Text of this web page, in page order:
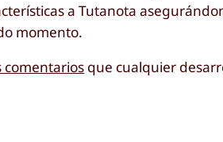
a Tutanota
momento.
comentarios que cualquier